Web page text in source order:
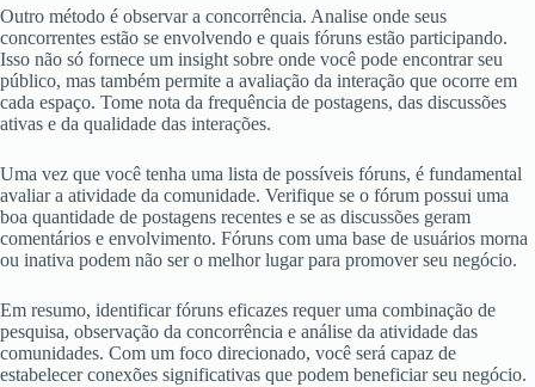
Outro método é observar a concorrência. Analise onde seus
concorrentes estão se envolvendo e quais fóruns estão participando.
Isso não só fornece um insight sobre onde você pode encontrar seu
público, mas também permite a avaliação da interação que ocorre em
cada espaço. Tome nota da frequência de postagens, das discussões
ativas e da qualidade das interações.
Uma vez que você tenha uma lista de possíveis fóruns, é fundamental
avaliar a atividade da comunidade. Verifique se o fórum possui uma
boa quantidade de postagens recentes e se as discussões geram
comentários e envolvimento. Fóruns com uma base de usuários morna
ou inativa podem não ser o melhor lugar para promover seu negócio.
Em resumo, identificar fóruns eficazes requer uma combinação de
pesquisa, observação da concorrência e análise da atividade das
comunidades. Com um foco direcionado, você será capaz de
estabelecer conexões significativas que podem beneficiar seu negócio.